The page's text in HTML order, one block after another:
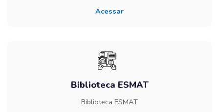
Acessar
Biblioteca ESMAT
Biblioteca ESMAT